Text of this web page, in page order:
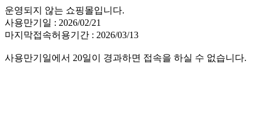
운영되지 않는 쇼핑몰입니다.
사용만기일 : 2026/02/21
마지막접속허용기간 : 2026/03/13
사용만기일에서 20일이 경과하면 접속을 하실 수 없습니다.